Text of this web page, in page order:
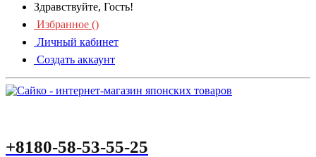
Здравствуйте, Гость!
Избранное ()
Личный кабинет
Создать аккаунт
+8180-58-53-55-25